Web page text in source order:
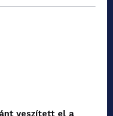
veszített el a